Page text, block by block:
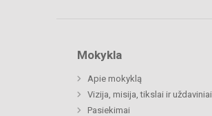
Mokykla
Apie mokyklą
Vizija, misija, tikslai ir uždaviniai
Pasiekimai